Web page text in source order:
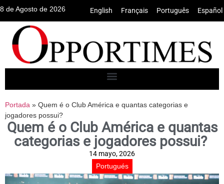
8 de Agosto de 2026 English Français Português Español
Portada » Quem é o Club América e quantas categorias e
jogadores possui?
Quem é o Club América e quantas
categorias e jogadores possui?
14 mayo, 2026
Portugués